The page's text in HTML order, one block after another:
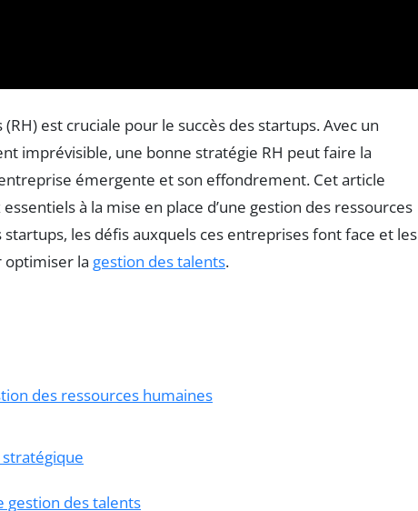
est cruciale pour le succès des startups. Avec un
imprévisible, une bonne stratégie RH peut faire la
émergente et son effondrement. Cet article
à la mise en place d’une gestion des ressources
les défis auxquels ces entreprises font face et les
optimiser la gestion des talents.
des ressources humaines
gestion des talents